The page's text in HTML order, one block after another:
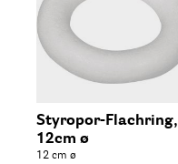
Styropor-Flachring,
12cm ø
12 cm ø